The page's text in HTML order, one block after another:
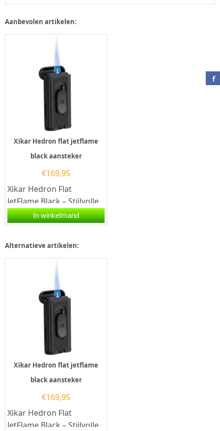
Aanbevolen artikelen:
Xikar Hedron flat jetflame
black aansteker
€169,95
Xikar Hedron Flat
JetFlame Black – Stijlvolle
luxe met krachtige
vlamDe Xikar Hedron
In winkelmand
Alternatieve artikelen:
Xikar Hedron flat jetflame
black aansteker
€169,95
Xikar Hedron Flat
JetFlame Black – Stijlvolle